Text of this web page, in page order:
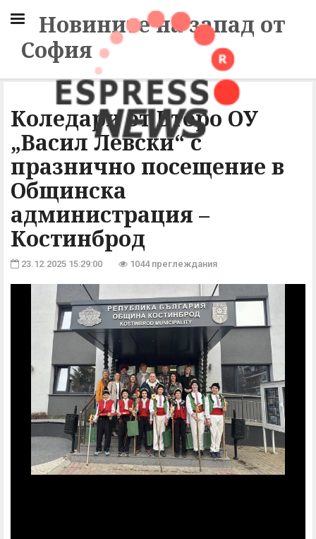
Новините на запад от
София
Коледари от Второ ОУ
„Васил Левски“ с
празнично посещение в
Общинска
администрация –
Костинброд
23.12.2025 15:29:00 1044 преглеждания